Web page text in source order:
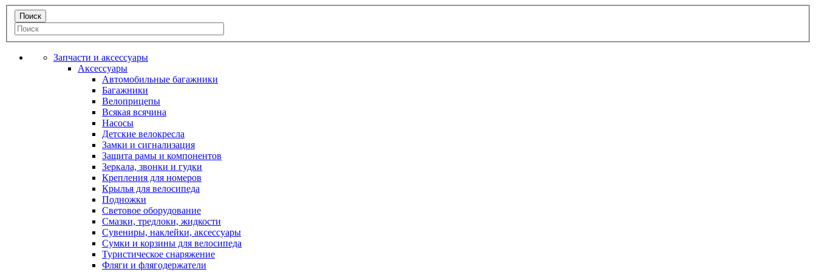
Запчасти и аксессуары
Аксессуары
Автомобильные багажники
Багажники
Велоприцепы
Всякая всячина
Насосы
Детские велокресла
Замки и сигнализация
Защита рамы и компонентов
Зеркала, звонки и гудки
Крепления для номеров
Крылья для велосипеда
Подножки
Световое оборудование
Смазки, тредлоки, жидкости
Сувениры, наклейки, аксессуары
Сумки и корзины для велосипеда
Туристическое снаряжение
Фляги и флягодержатели